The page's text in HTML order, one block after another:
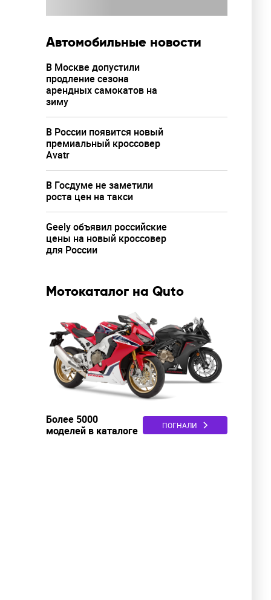
Автомобильные новости
В Москве допустили
продление сезона
арендных самокатов на
зиму
В России появится новый
премиальный кроссовер
Avatr
В Госдуме не заметили
роста цен на такси
Geely объявил российские
цены на новый кроссовер
для России
Мотокаталог на Quto
Более 5000
моделей в каталоге
ПОГНАЛИ